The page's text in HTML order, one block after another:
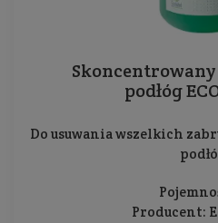
Skoncentrowany
podłóg
Do usuwania wszelkich
Producent: